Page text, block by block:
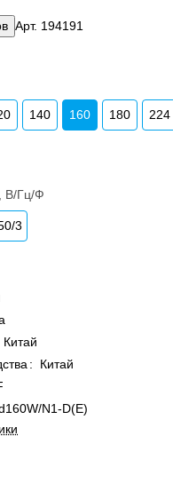
Арт. 194191
140 160 180 224
В/Гц/Ф
3
Китай
:
Китай
N1-D(E)